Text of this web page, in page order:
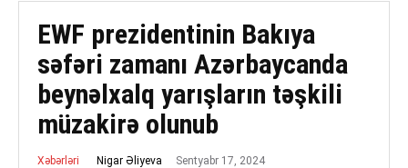
EWF prezidentinin Bakıya
səfəri zamanı Azərbaycanda
beynəlxalq yarışların təşkili
müzakirə olunub
Xəbərləri Nigar Əliyeva Sentyabr 17, 2024